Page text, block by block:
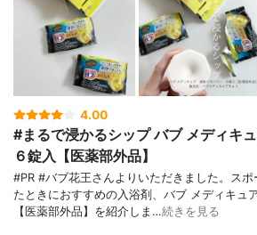
4.00
#まるで浸かるシップ バブ メディキ
６錠入【医薬部外品】
#PR #バブ花王さんよりいただきました。ス
たときにおすすめの入浴剤、バブ メディキュ
【医薬部外品】を紹介しま…続きを見る